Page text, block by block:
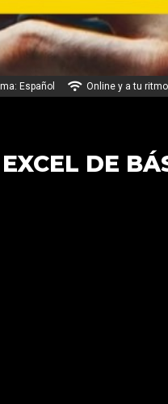
Español Online y a tu ritmo
EXCEL DE